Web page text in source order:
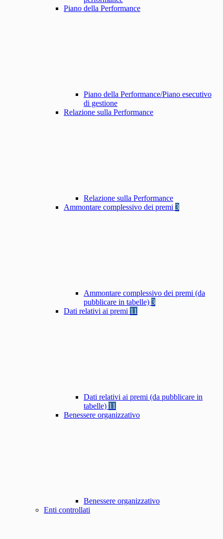
Piano della Performance
Piano della Performance/Piano esecutivo
di gestione
Relazione sulla Performance
Relazione sulla Performance
Ammontare complessivo dei premi 3
Ammontare complessivo dei premi (da
pubblicare in tabelle) 3
Dati relativi ai premi 11
Dati relativi ai premi (da pubblicare in
tabelle) 11
Benessere organizzativo
Benessere organizzativo
Enti controllati